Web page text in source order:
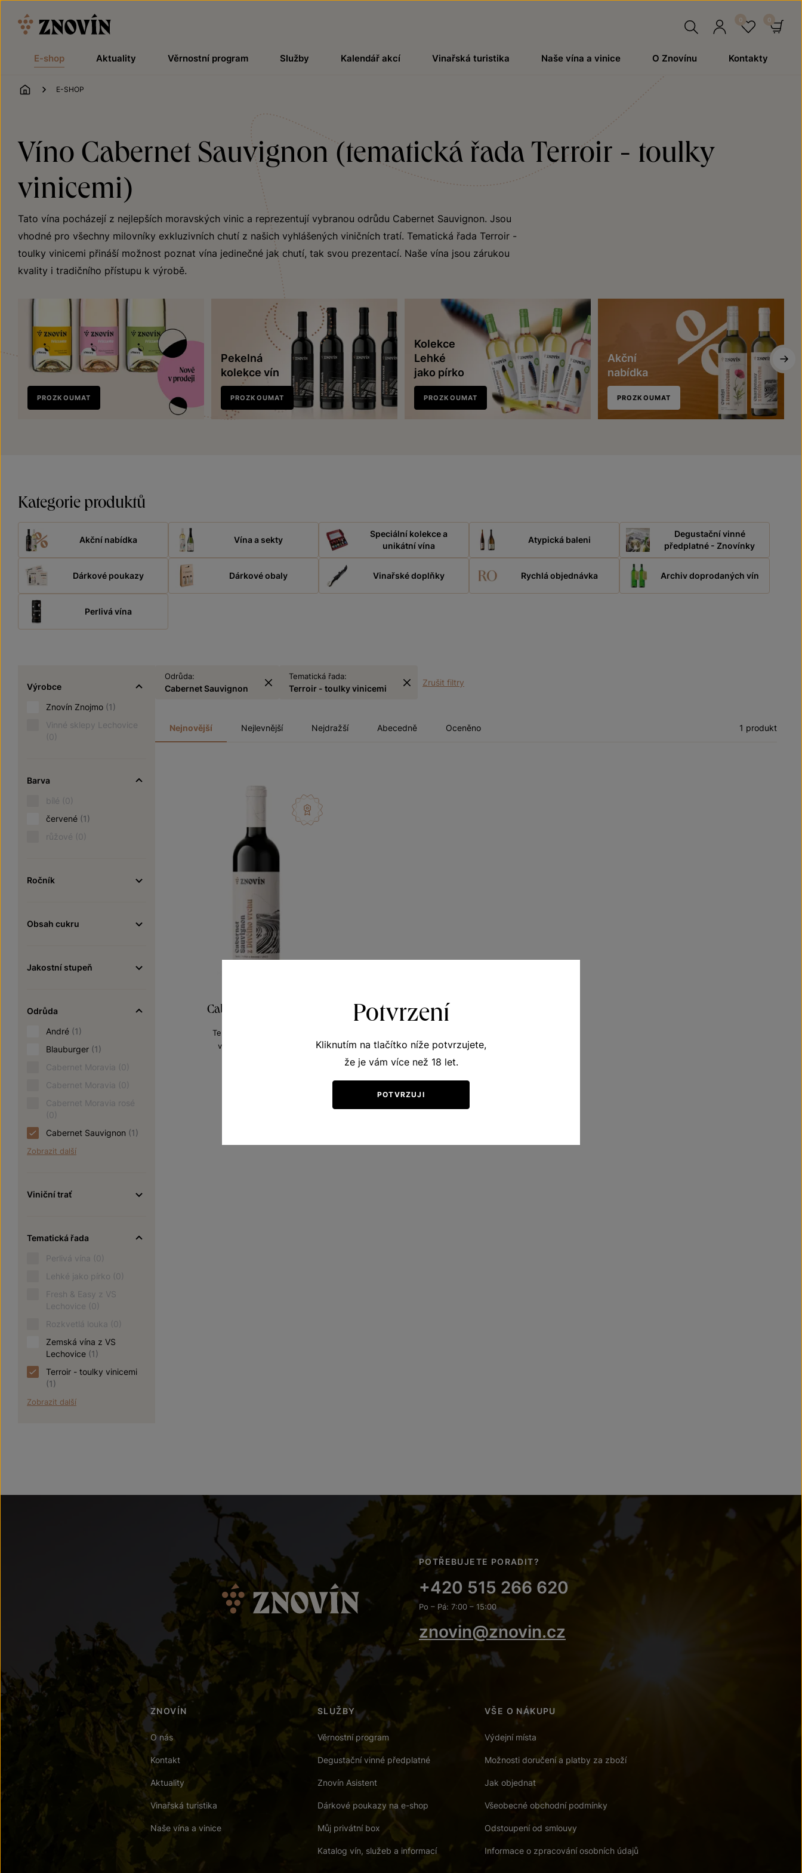
E-shop Aktuality Věrnostní program Služby Kalendář akcí Vinařská turistika Naše vína a vinice O Znovínu Kontakty
ÚVOD
E-SHOP
Víno Cabernet Sauvignon (tematická řada Terroir - toulky
vinicemi)
Tato vína pocházejí z nejlepších moravských vinic a reprezentují vybranou odrůdu Cabernet Sauvignon. Jsou
vhodné pro všechny milovníky exkluzivních chutí z našich vyhlášených viničních tratí. Tematická řada Terroir -
toulky vinicemi přináší možnost poznat vína jedinečné jak chutí, tak svou prezentací. Naše vína jsou zárukou
kvality i tradičního přístupu k výrobě.
Nově
v prodeji
PROZKOUMAT
Pekelná
kolekce vín
PROZKOUMAT
Kolekce
Lehké
jako pírko
PROZKOUMAT
Akční
nabídka
PROZKOUMAT
Kategorie produktů
Akční nabídka Vína a sekty
Speciální kolekce a
unikátní vína
Atypická baleni
Degustační vinné
předplatné - Znovínky
Dárkové poukazy Dárkové obaly Vinařské doplňky Rychlá objednávka Archiv doprodaných vín
Perlivá vína
Výrobce
Znovín Znojmo (1)
Vinné sklepy Lechovice
(0)
Barva
bílé (0)
červené (1)
růžové (0)
Ročník
Obsah cukru
Jakostní stupeň
Odrůda
André (1)
Blauburger (1)
Cabernet Moravia (0)
Cabernet Moravia (0)
Cabernet Moravia rosé
(0)
Cabernet Sauvignon (1)
Zobrazit další
Viniční trať
Tematická řada
Perlivá vína (0)
Lehké jako pírko (0)
Fresh & Easy z VS
Lechovice (0)
Rozkvetlá louka (0)
Zemská vína z VS
Lechovice (1)
Terroir - toulky vinicemi
(1)
Zobrazit další
Odrůda:
Cabernet Sauvignon
Tematická řada:
Terroir - toulky vinicemi
Zrušit filtry
Nejnovější Nejlevnější Nejdražší Abecedně Oceněno 1 produkt
Cabernet Sauvignon
Terroir - toulky vinicemi
výběr z hroznů 2023
POTŘEBUJETE PORADIT?
+420 515 266 620
Po – Pá: 7:00 – 15:00
znovin@znovin.cz
ZNOVÍN
O nás
Kontakt
Aktuality
Vinařská turistika
Naše vína a vinice
SLUŽBY
Věrnostní program
Degustační vinné předplatné
Znovín Asistent
Dárkové poukazy na e-shop
Můj privátní box
Katalog vín, služeb a informací
VŠE O NÁKUPU
Výdejní místa
Možnosti doručení a platby za zboží
Jak objednat
Všeobecné obchodní podmínky
Odstoupení od smlouvy
Informace o zpracování osobních údajů
Potvrzení
Kliknutím na tlačítko níže potvrzujete,
že je vám více než 18 let.
POTVRZUJI